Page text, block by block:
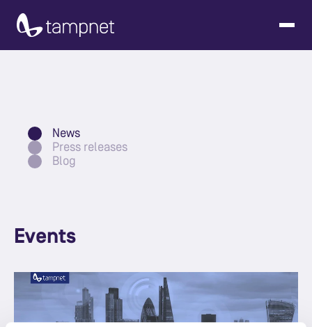
News
Press releases
Blog
Events